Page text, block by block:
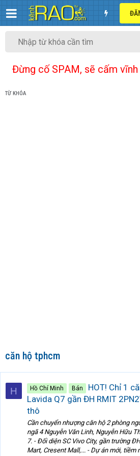
Đừng cố SPAM, sẽ cấm vĩnh
TỪ KHÓA
căn hộ tphcm
H Hồ Chí Minh Bán
HOT! Chỉ 1
Lavida Q7 gần ĐH RMIT
thô
Cần chuyển nhượng căn hộ 2 phòng
ngã 4 Nguyễn Văn Linh, Nguyễn Hữu
7. - Đối diện SC Vivo City, gần trường
Mart, Cresent Mall,... - Dự án mới, tiềm